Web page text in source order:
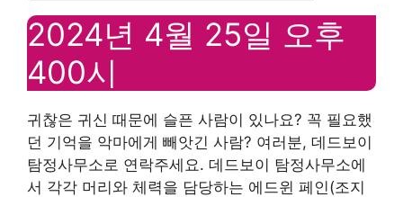
2024년 4월 25일 오후
400시
귀찮은 귀신 때문에 슬픈 사람이 있나요? 꼭 필요했
던 기억을 악마에게 빼앗긴 사람? 여러분, 데드보이
탐정사무소로 연락주세요. 데드보이 탐정사무소에
서 각각 머리와 체력을 담당하는 에드윈 페인(조지